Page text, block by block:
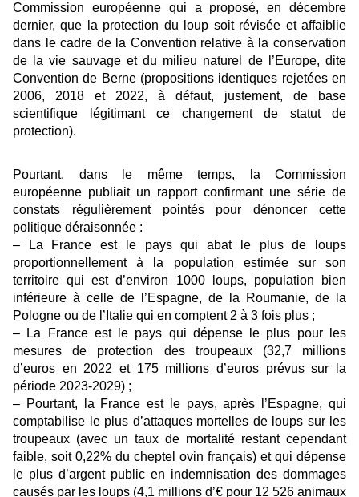
Commission européenne qui a proposé, en décembre
dernier, que la protection du loup soit révisée et affaiblie
dans le cadre de la Convention relative à la conservation
de la vie sauvage et du milieu naturel de l’Europe, dite
Convention de Berne (propositions identiques rejetées en
2006, 2018 et 2022, à défaut, justement, de base
scientifique légitimant ce changement de statut de
protection).
Pourtant, dans le même temps, la Commission
européenne publiait un rapport confirmant une série de
constats régulièrement pointés pour dénoncer cette
politique déraisonnée :
– La France est le pays qui abat le plus de loups
proportionnellement à la population estimée sur son
territoire qui est d’environ 1000 loups, population bien
inférieure à celle de l’Espagne, de la Roumanie, de la
Pologne ou de l’Italie qui en comptent 2 à 3 fois plus ;
– La France est le pays qui dépense le plus pour les
mesures de protection des troupeaux (32,7 millions
d’euros en 2022 et 175 millions d’euros prévus sur la
période 2023-2029) ;
– Pourtant, la France est le pays, après l’Espagne, qui
comptabilise le plus d’attaques mortelles de loups sur les
troupeaux (avec un taux de mortalité restant cependant
faible, soit 0,22% du cheptel ovin français) et qui dépense
le plus d’argent public en indemnisation des dommages
causés par les loups (4,1 millions d’€ pour 12 526 animaux